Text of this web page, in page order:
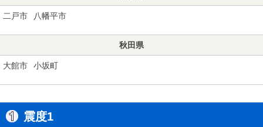
二戸市 八幡平市
秋田県
大館市 小坂町
震度1